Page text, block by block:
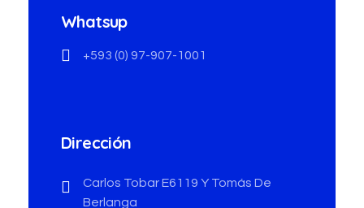
Whatsup
+593 (0) 97-907-1001
Dirección
Carlos Tobar E6119 Y Tomás De
Berlanga